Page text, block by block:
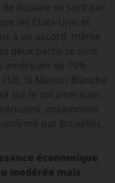
douane se sont par
les Etats-Unis et
à un accord, même
deux partis se sont
de 15%
la Maison Blanche
sur le sol américain
notamment
par Bruxelles.
économique
modérée mais